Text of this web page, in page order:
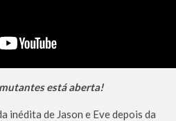
está aberta!
inédita de Jason e Eve depois da